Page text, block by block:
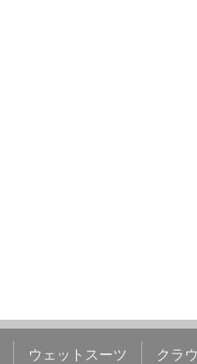
ウェットスーツ クラ